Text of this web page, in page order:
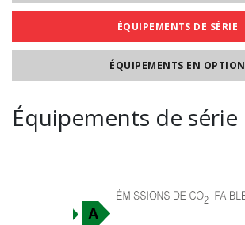
ÉQUIPEMENTS DE SÉRIE
ÉQUIPEMENTS EN OPTION
Équipements de série